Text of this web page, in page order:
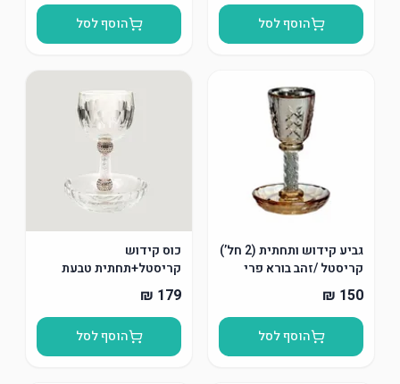
הוסף לסל הוסף לסל
גביע קידוש ותחתית (2 חל’)
קריסטל /זהב בורא פרי
הגפן
הוסף לסל
כוס קידוש
קריסטל+תחתית טבעת
אבנים
הוסף לסל